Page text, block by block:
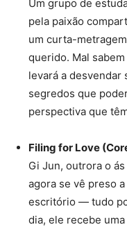
Um grupo de
pela paixão
um curta-
querido. Mal
levará a desvendar
segredos que
perspectiva que
Filing for Love
Gi Jun, outrora o
agora se vê preso
escritório — tudo
dia, ele recebe